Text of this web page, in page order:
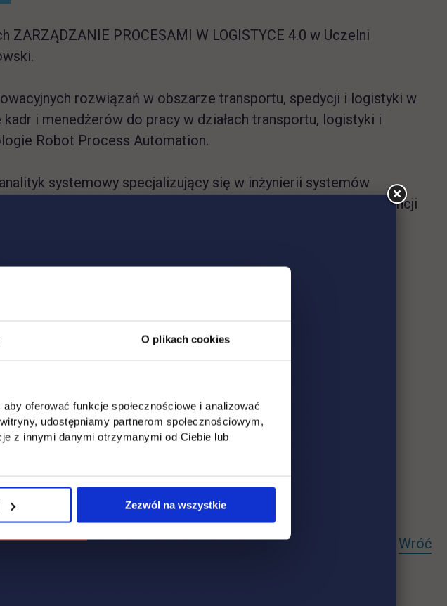
O plikach cookies
oferować funkcje społecznościowe i analizować
udostępniamy partnerom społecznościowym,
z innymi danymi otrzymanymi od Ciebie lub
Zezwól na wszystkie
PROCESAMI W LOGISTYCE 4.0 w Uczelni
rozwiązań w obszarze transportu, spedycji i logistyki w
i menedżerów do pracy w działach transportu, logistyki i
Robot Process Automation.
systemowy specjalizujący się w inżynierii systemów
200 publikacji z zakresu logistyki. Uczestnik wielu konferencji
– wyzwania, postępowość i przyszłość”,
link otwiera się w nowej karcie
Wróć